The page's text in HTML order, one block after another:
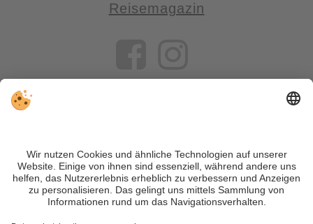
Reisemagazin
VIVOSüdtirol ist das Reiseportal für alle, die Südtirol nicht nur
besuchen, sondern wirklich erleben wollen – inklusive Tipps,
tollen Unterkünften und Angeboten.